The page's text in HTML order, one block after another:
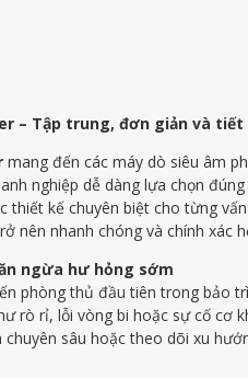
– Tập trung, đơn giản và
mang đến các máy dò siêu âm
nghiệp dễ dàng lựa chọn
thiết kế chuyên biệt cho từng
nên nhanh chóng và chính xác
ngừa hư hỏng sớm
phòng thủ đầu tiên trong bảo
rò rỉ, lỗi vòng bi hoặc sự cố cơ
sâu hoặc theo dõi xu